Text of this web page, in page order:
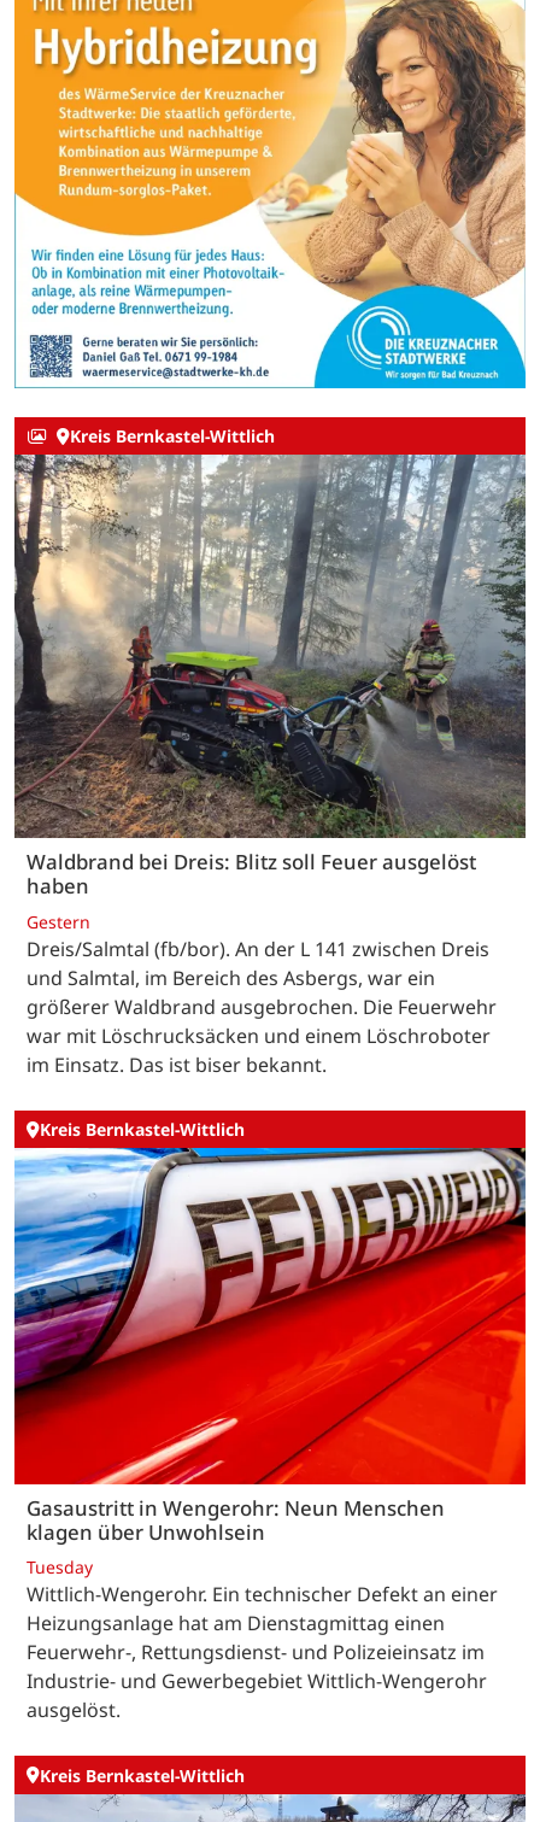
Kreis Bernkastel-Wittlich
Waldbrand bei Dreis: Blitz soll Feuer ausgelöst
haben
Gestern
Dreis/Salmtal (fb/bor). An der L 141 zwischen Dreis
und Salmtal, im Bereich des Asbergs, war ein
größerer Waldbrand ausgebrochen. Die Feuerwehr
war mit Löschrucksäcken und einem Löschroboter
im Einsatz. Das ist biser bekannt.
Kreis Bernkastel-Wittlich
Gasaustritt in Wengerohr: Neun Menschen
klagen über Unwohlsein
Tuesday
Wittlich-Wengerohr. Ein technischer Defekt an einer
Heizungsanlage hat am Dienstagmittag einen
Feuerwehr-, Rettungsdienst- und Polizeieinsatz im
Industrie- und Gewerbegebiet Wittlich-Wengerohr
ausgelöst.
Kreis Bernkastel-Wittlich